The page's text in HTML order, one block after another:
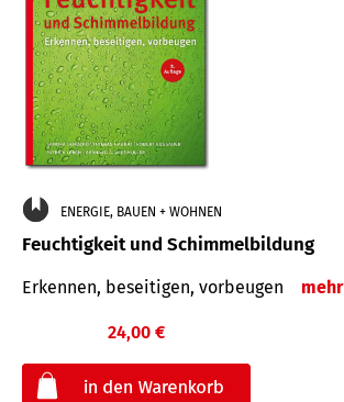
ENERGIE, BAUEN + WOHNEN
Feuchtigkeit und Schimmelbildung
Erkennen, beseitigen, vorbeugen mehr
24,00 €